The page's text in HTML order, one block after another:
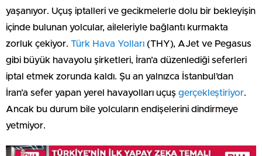
yaşanıyor. Uçuş iptalleri ve gecikmelerle dolu bir bekleyişin
içinde bulunan yolcular, aileleriyle bağlantı kurmakta
zorluk çekiyor. Türk Hava Yolları (THY), AJet ve Pegasus
gibi büyük havayolu şirketleri, İran’a düzenlediği seferleri
iptal etmek zorunda kaldı. Şu an yalnızca İstanbul’dan
İran’a sefer yapan yerel havayolları uçuş gerçekleştiriyor.
Ancak bu durum bile yolcuların endişelerini dindirmeye
yetmiyor.